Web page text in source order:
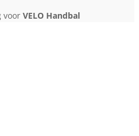
voor VELO Handbal